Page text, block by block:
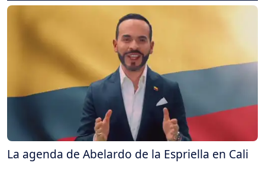
La agenda de Abelardo de la Espriella en Cali